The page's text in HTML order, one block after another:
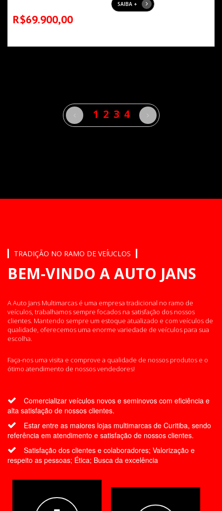
R$69.900,00
SAIBA +
1 2 3 4
TRADIÇÃO NO RAMO DE VEÍUCLOS
BEM-VINDO A AUTO JANS
A Auto Jans Multimarcas é uma empresa tradicional no ramo de
veículos, trabalhamos sempre focados na satisfação dos nossos
clientes. Mantendo sempre um estoque atualizado e com veículos de
qualidade, oferecemos uma enorme variedade de veículos para sua
escolha.
Faça-nos uma visita e comprove a qualidade de nossos produtos e o
ótimo atendimento de nossos vendedores!
Comercializar veículos novos e seminovos com eficiência e
alta satisfação de nossos clientes.
Estar entre as maiores lojas multimarcas de Curitiba, sendo
referência em atendimento e satisfação de nossos clientes.
Satisfação dos clientes e colaboradores; Valorização e
respeito as pessoas; Ética; Busca da excelência